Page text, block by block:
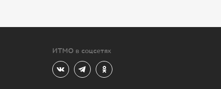
ИТМО в соцсетях